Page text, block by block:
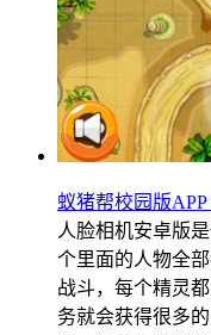
蚁猪帮校园版
人脸相机安卓版
个里面的人物全
战斗，每个精灵
务就会获得很多